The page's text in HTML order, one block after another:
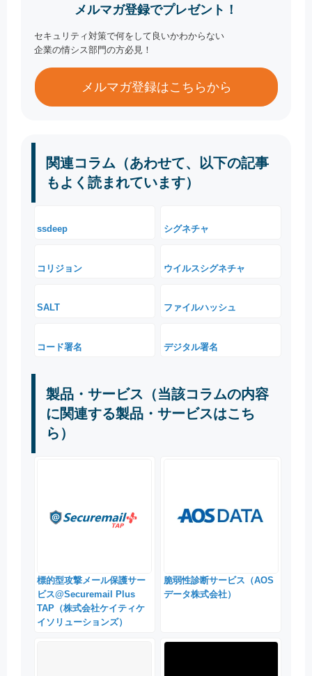
メルマガ登録でプレゼント！
セキュリティ対策で何をして良いかわからない
企業の情シス部門の方必見！
メルマガ登録はこちらから
関連コラム（あわせて、以下の記事
もよく読まれています）
ssdeep シグネチャ
コリジョン ウイルスシグネチャ
SALT ファイルハッシュ
コード署名 デジタル署名
製品・サービス（当該コラムの内容
に関連する製品・サービスはこち
ら）
標的型攻撃メール保護サー
ビス@Securemail Plus
TAP（株式会社ケイティケ
イソリューションズ）
脆弱性診断サービス（AOS
データ株式会社）